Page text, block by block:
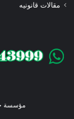
مقالات قانونيه
مؤسسة